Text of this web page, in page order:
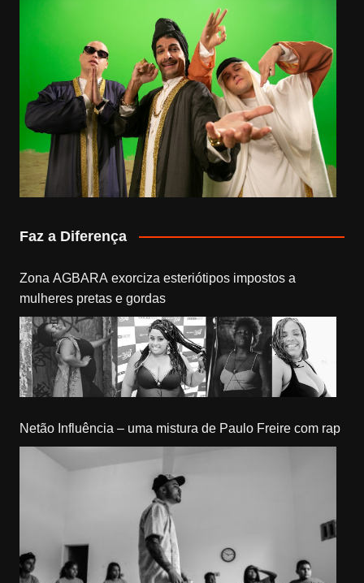
Faz a Diferença
Zona AGBARA exorciza esteriótipos impostos a
mulheres pretas e gordas
Netão Influência – uma mistura de Paulo Freire com rap